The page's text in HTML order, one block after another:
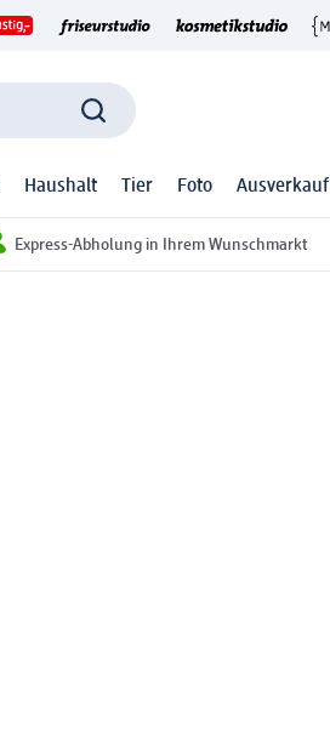
Haushalt Tier Foto Ausverkauf
Express-Abholung in Ihrem Wunschmarkt